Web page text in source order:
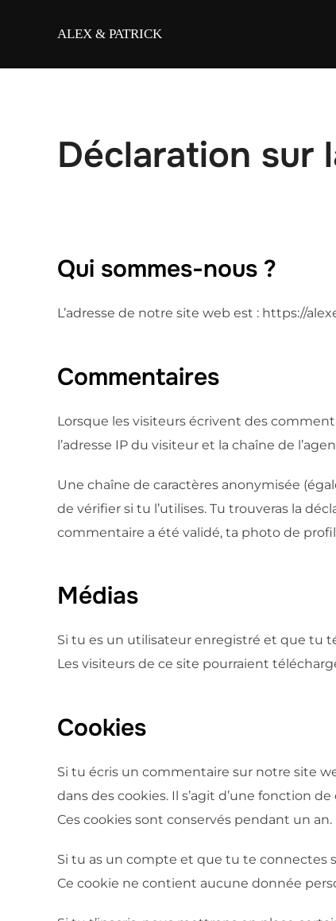
ALEX & PATRICK
Déclaration sur
Qui sommes-nous ?
L’adresse de notre site web est : https://
Commentaires
Lorsque les visiteurs écrivent des
l’adresse IP du visiteur et la chaîne de
Une chaîne de caractères anonymisée
de vérifier si tu l’utilises. Tu trouveras la
commentaire a été validé, ta photo de
Médias
Si tu es un utilisateur enregistré et que tu
Les visiteurs de ce site pourraient
Cookies
Si tu écris un commentaire sur notre site
dans des cookies. Il s’agit d’une fonction
Ces cookies sont conservés pendant un an.
Si tu as un compte et que tu te connectes
Ce cookie ne contient aucune donnée